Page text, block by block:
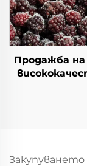
Продажба на
Закупуването